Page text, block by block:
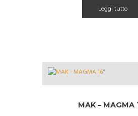
Leggi tutto
MAK – MAGMA